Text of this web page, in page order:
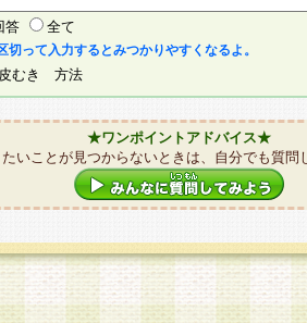
答 全て
切って入力するとみつかりやすくなるよ。
き 方法
★ワンポイントアドバイス★
いことが見つからないときは、自分でも質問